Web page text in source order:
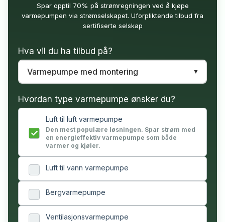
Spar opptil 70% på strømregningen ved å kjøpe
varmepumpen via strømselskapet. Uforpliktende tilbud fra
sertifiserte selskap
Hva vil du ha tilbud på?
Hvordan type varmepumpe ønsker du?
Luft til luft varmepumpe
Den mest populære løsningen. Spar strøm med
en energieffektiv varmepumpe som både
varmer og kjøler.
Luft til vann varmepumpe
Bergvarmepumpe
Ventilasjonsvarmepumpe